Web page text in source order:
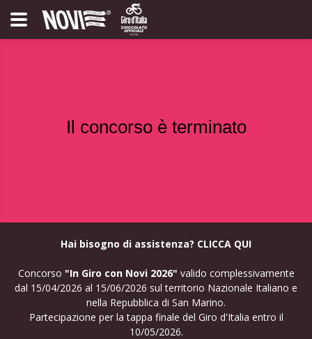
Il concorso è terminato
Hai bisogno di assistenza? CLICCA QUI
Concorso "In Giro con Novi 2026" valido complessivamente
dal 15/04/2026 al 15/06/2026 sul territorio Nazionale Italiano e
nella Repubblica di San Marino.
Partecipazione per la tappa finale del Giro d'Italia entro il
10/05/2026.